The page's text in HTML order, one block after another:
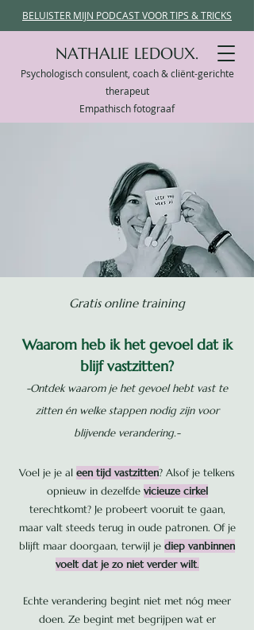
NATHALIE LEDOUX.
BELUISTER MIJN PODCAST VOOR TIPS & TRICKS
Psychologisch consulent, coach & cliënt-gerichte
therapeut
Empathisch fotograaf
Gratis online training
Waarom heb ik het gevoel dat ik
blijf vastzitten?
-Ontdek waarom je het gevoel hebt vast te
zitten én welke stappen nodig zijn voor
blijvende verandering.-
Voel je je al een tijd vastzitten? Alsof je telkens
opnieuw in dezelfde vicieuze cirkel
terechtkomt? Je probeert vooruit te gaan,
maar valt steeds terug in oude patronen. Of je
blijft maar doorgaan, terwijl je diep vanbinnen
voelt dat je zo niet verder wilt.
Echte verandering begint niet met nóg meer
doen. Ze begint met begrijpen wat er